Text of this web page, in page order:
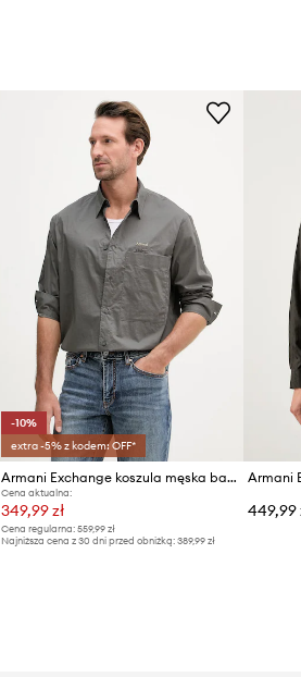
-10%
extra -5% z kodem: OFF*
Armani Exchange koszula męska bawełniana
Cena aktualna:
349,99 zł
Cena regularna: 559,99 zł
Najniższa cena z 30 dni przed obniżką: 389,99 zł
449,99